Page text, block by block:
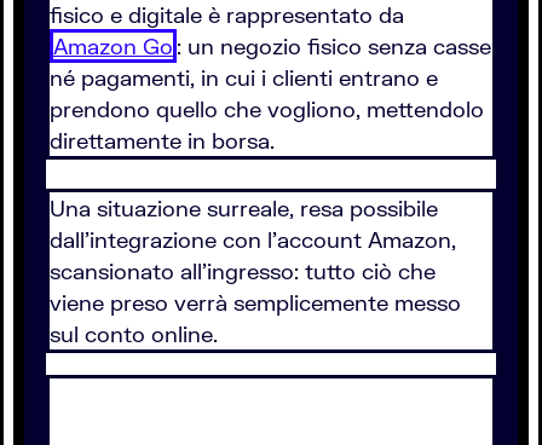
fisico e digitale è rappresentato da
Amazon Go : un negozio fisico senza casse
né pagamenti, in cui i clienti entrano e
prendono quello che vogliono, mettendolo
direttamente in borsa.
Una situazione surreale, resa possibile
dall'integrazione con l'account Amazon,
scansionato all'ingresso: tutto ciò che
viene preso verrà semplicemente messo
sul conto online.